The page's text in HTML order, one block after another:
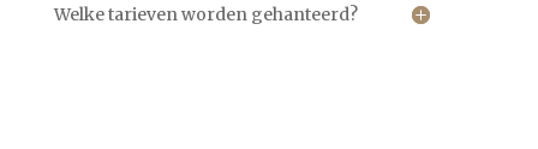
Welke tarieven worden gehanteerd?